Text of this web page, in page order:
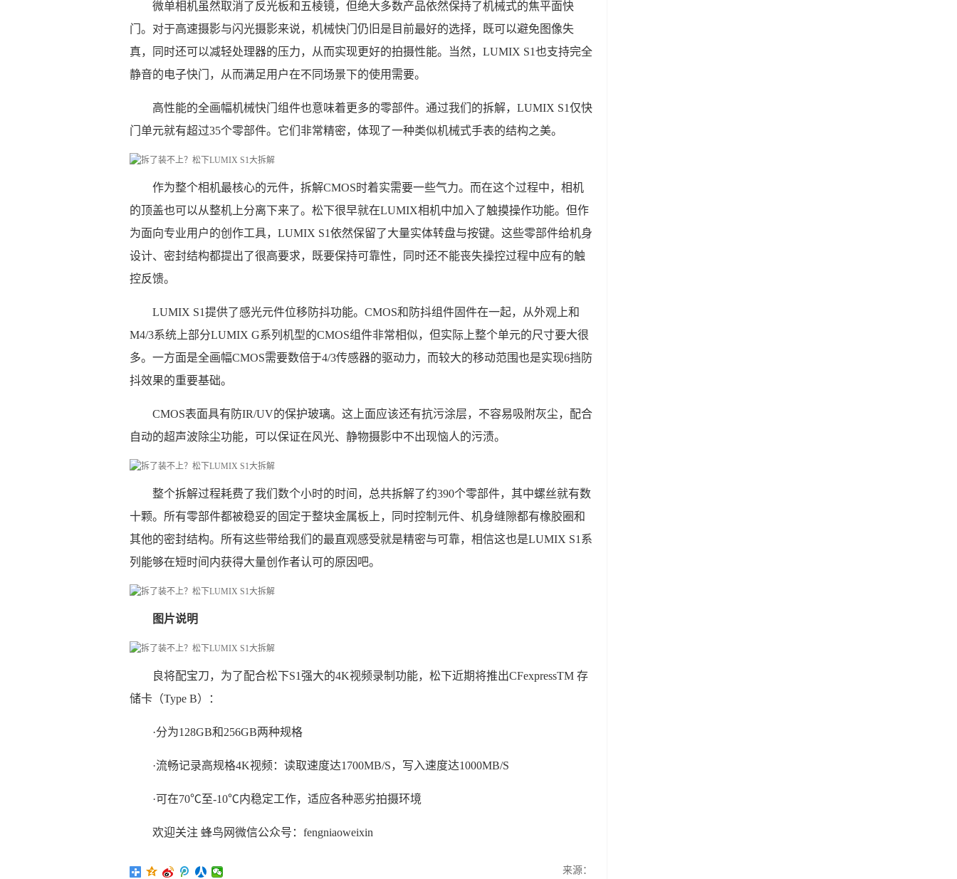
微单相机虽然取消了反光板和五棱镜，但绝大多数产品依然保持了机械式的焦平面快
门。对于高速摄影与闪光摄影来说，机械快门仍旧是目前最好的选择，既可以避免图像失
真，同时还可以减轻处理器的压力，从而实现更好的拍摄性能。当然，LUMIX S1也支持完全
静音的电子快门，从而满足用户在不同场景下的使用需要。
高性能的全画幅机械快门组件也意味着更多的零部件。通过我们的拆解，LUMIX S1仅快
门单元就有超过35个零部件。它们非常精密，体现了一种类似机械式手表的结构之美。
作为整个相机最核心的元件，拆解CMOS时着实需要一些气力。而在这个过程中，相机
的顶盖也可以从整机上分离下来了。松下很早就在LUMIX相机中加入了触摸操作功能。但作
为面向专业用户的创作工具，LUMIX S1依然保留了大量实体转盘与按键。这些零部件给机身
设计、密封结构都提出了很高要求，既要保持可靠性，同时还不能丧失操控过程中应有的触
控反馈。
LUMIX S1提供了感光元件位移防抖功能。CMOS和防抖组件固件在一起，从外观上和
M4/3系统上部分LUMIX G系列机型的CMOS组件非常相似，但实际上整个单元的尺寸要大很
多。一方面是全画幅CMOS需要数倍于4/3传感器的驱动力，而较大的移动范围也是实现6挡防
抖效果的重要基础。
CMOS表面具有防IR/UV的保护玻璃。这上面应该还有抗污涂层，不容易吸附灰尘，配合
自动的超声波除尘功能，可以保证在风光、静物摄影中不出现恼人的污渍。
整个拆解过程耗费了我们数个小时的时间，总共拆解了约390个零部件，其中螺丝就有数
十颗。所有零部件都被稳妥的固定于整块金属板上，同时控制元件、机身缝隙都有橡胶圈和
其他的密封结构。所有这些带给我们的最直观感受就是精密与可靠，相信这也是LUMIX S1系
列能够在短时间内获得大量创作者认可的原因吧。
图片说明
良将配宝刀，为了配合松下S1强大的4K视频录制功能，松下近期将推出CFexpressTM 存
储卡（Type B）：
·分为128GB和256GB两种规格
·流畅记录高规格4K视频：读取速度达1700MB/S，写入速度达1000MB/S
·可在70℃至-10℃内稳定工作，适应各种恶劣拍摄环境
欢迎关注 蜂鸟网微信公众号：fengniaoweixin
来源：